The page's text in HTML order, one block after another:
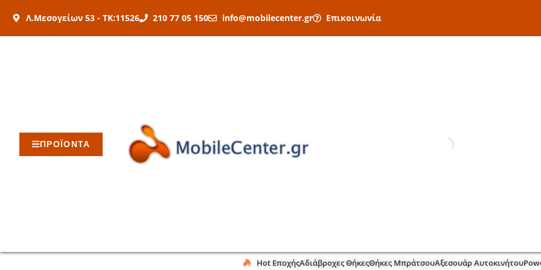
στο
Λ.Μεσογείων 53 - ΤΚ:11526 210 77 05 150 info@mobilecenter.gr Επικοινωνία
ΠΡΟΪΟΝΤΑ
Hot ΕποχήςΑδιάβροχες ΘήκεςΘήκες ΜπράτσουΑξεσουάρ Αυτοκινήτου